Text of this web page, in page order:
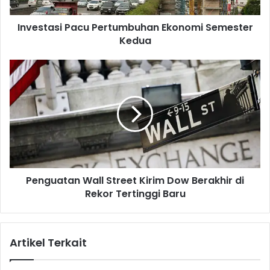
i
u
P
e
r
u
m
u
E
o
Investasi Pacu Pertumbuhan Ekonomi Semester
Kedua
P
e
n
g
u
t
a
n
t
Penguatan Wall Street Kirim Dow Berakhir di
Rekor Tertinggi Baru
Artikel Terkait